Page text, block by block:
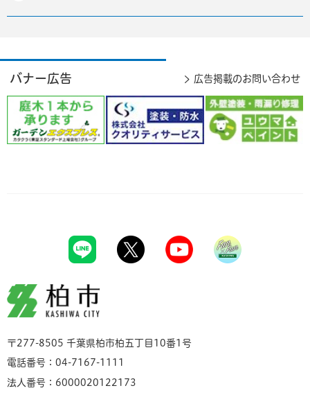
バナー広告 広告掲載のお問い合わせ
柏市
〒277-8505 千葉県柏市柏五丁目10番1号
電話番号：04-7167-1111
法人番号：6000020122173